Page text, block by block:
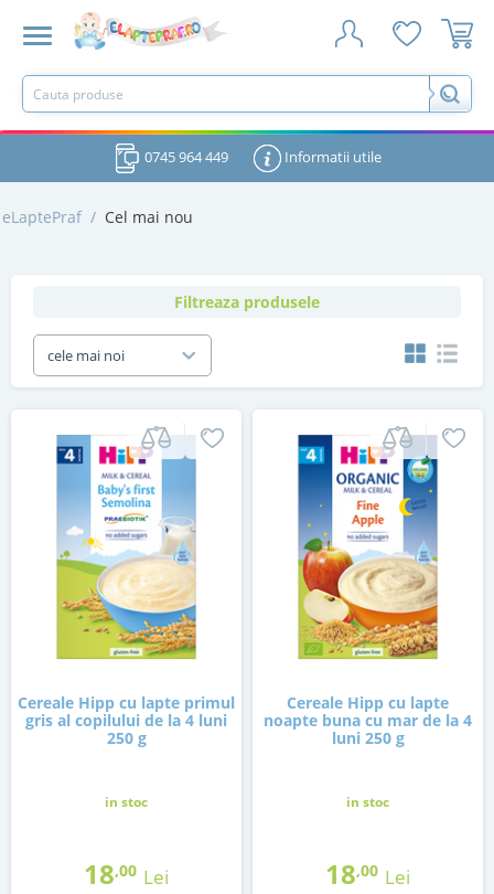
0745 964 449 Informatii utile
eLaptePraf / Cel mai nou
Filtreaza produsele
cele mai noi
Cereale Hipp cu lapte primul
gris al copilului de la 4 luni
250 g
in stoc
18,00 Lei
Cereale Hipp cu lapte
noapte buna cu mar de la 4
luni 250 g
in stoc
18,00 Lei